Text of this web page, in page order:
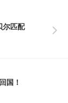
尔匹配
国！